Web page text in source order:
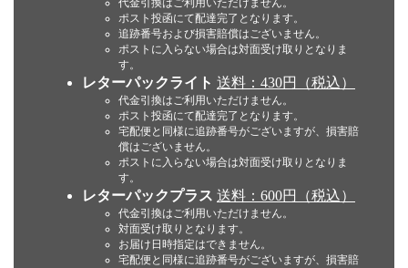
代金引換はご利用いただけません。
ポスト投函にて配達完了となります。
追跡番号および損害賠償はございません。
ポストに入らない場合は対面受け取りとなりま
す。
レターパックライト 送料：430円（税込）
代金引換はご利用いただけません。
ポスト投函にて配達完了となります。
宅配便と同様に追跡番号がございますが、損害賠
償はございません。
ポストに入らない場合は対面受け取りとなりま
す。
レターパックプラス 送料：600円（税込）
代金引換はご利用いただけません。
対面受け取りとなります。
お届け日時指定はできません。
宅配便と同様に追跡番号がございますが、損害賠